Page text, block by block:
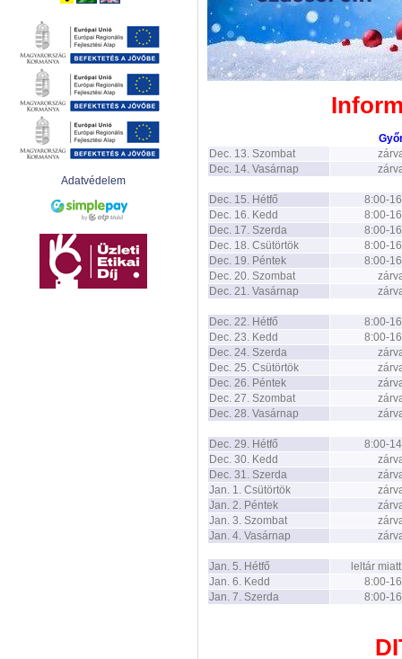
Adatvédelem
Dec. 13. Szombat
Dec. 14. Vasárnap
Dec. 15. Hétfő
8:00-
Dec. 16. Kedd
8:00-
Dec. 17. Szerda
8:00-
Dec. 18. Csütörtök
8:00-
Dec. 19. Péntek
8:00-
Dec. 20. Szombat
Dec. 21. Vasárnap
Dec. 22. Hétfő
8:00-
Dec. 23. Kedd
8:00-
Dec. 24. Szerda
Dec. 25. Csütörtök
Dec. 26. Péntek
Dec. 27. Szombat
Dec. 28. Vasárnap
Dec. 29. Hétfő
8:00-
Dec. 30. Kedd
Dec. 31. Szerda
Jan. 1. Csütörtök
Jan. 2. Péntek
Jan. 3. Szombat
Jan. 4. Vasárnap
Jan. 5. Hétfő
leltár
Jan. 6. Kedd
8:00-
Jan. 7. Szerda
8:00-